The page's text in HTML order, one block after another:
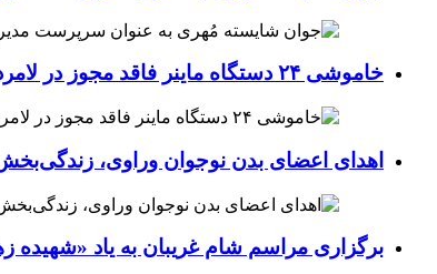
خاموشی ۲۴ دستگاه ماینر فاقد مجوز در لامرد
اهدای اعضای بدن نوجوان وراوی، زندگی‌بخش
برگزاری مراسم شام غریبان به یاد «شهیده